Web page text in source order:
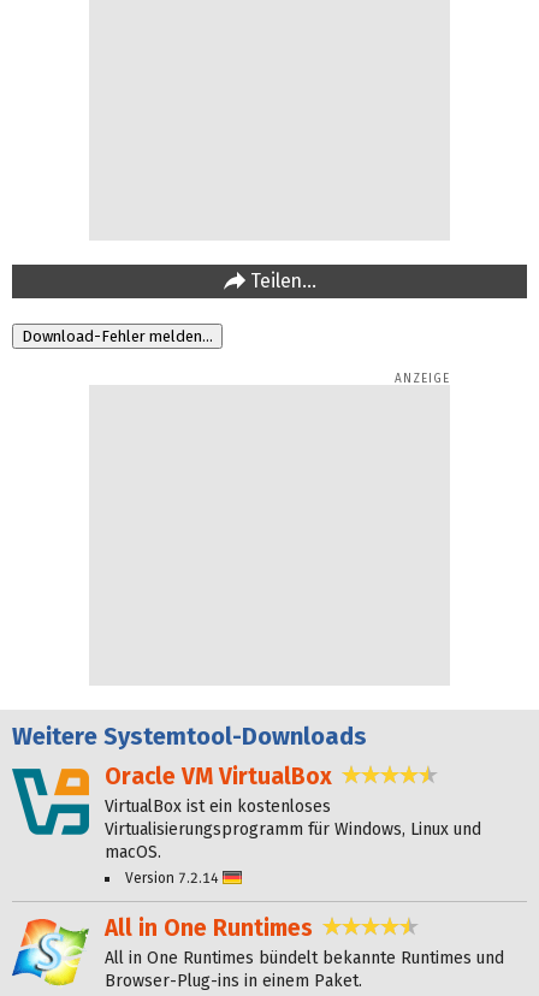
Teilen…
Weitere Systemtool-Downloads
Oracle VM VirtualBox 4,6 Sterne
VirtualBox ist ein kostenloses
Virtualisierungsprogramm für Windows, Linux und
macOS.
Version 7.2.14
All in One Runtimes 4,4 Sterne
All in One Runtimes bündelt bekannte Runtimes und
Browser-Plug-ins in einem Paket.